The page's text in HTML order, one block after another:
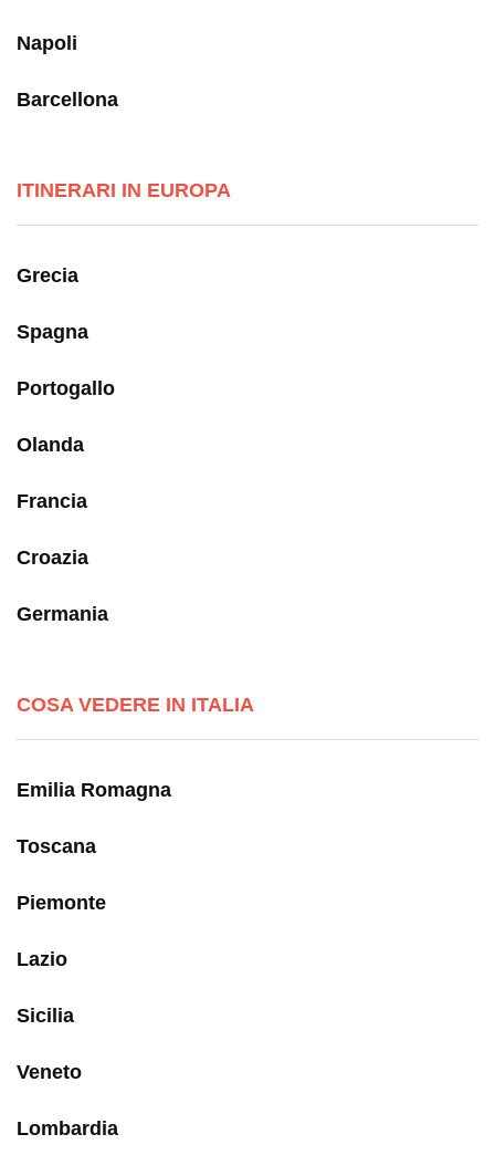
Napoli
Barcellona
ITINERARI IN EUROPA
Grecia
Spagna
Portogallo
Olanda
Francia
Croazia
Germania
COSA VEDERE IN ITALIA
Emilia Romagna
Toscana
Piemonte
Lazio
Sicilia
Veneto
Lombardia